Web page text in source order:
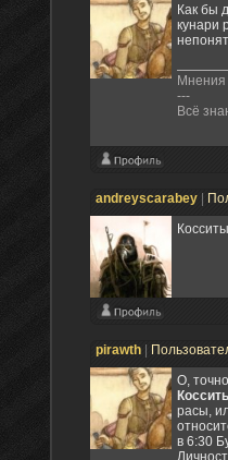
Как бы
кунари
Мнения
---
Всё
andreyscarabey
pirawth
О,
расы,
в 6:30